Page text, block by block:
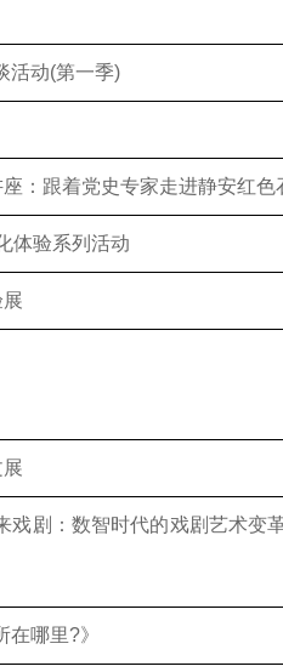
活动(第一季)
：跟着党史专家走进静安红色
体验系列活动
戏剧：数智时代的戏剧艺术变
哪里?》